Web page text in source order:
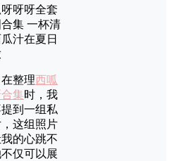
整理西呱
集时，我
到一组私
这组照片
的心跳不
仅可以展